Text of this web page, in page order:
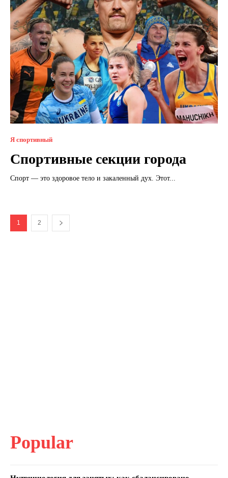
Я спортивный
Спортивные секции города
Спорт — это здоровое тело и закаленный дух. Этот...
1 2
Popular